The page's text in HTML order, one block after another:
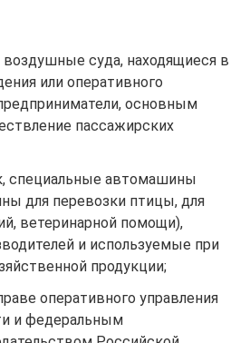
суда, находящиеся в
или оперативного
основным
пассажирских
специальные автомашины
для перевозки птицы, для
ветеринарной помощи),
и используемые при
продукции;
оперативного управления
и федеральным